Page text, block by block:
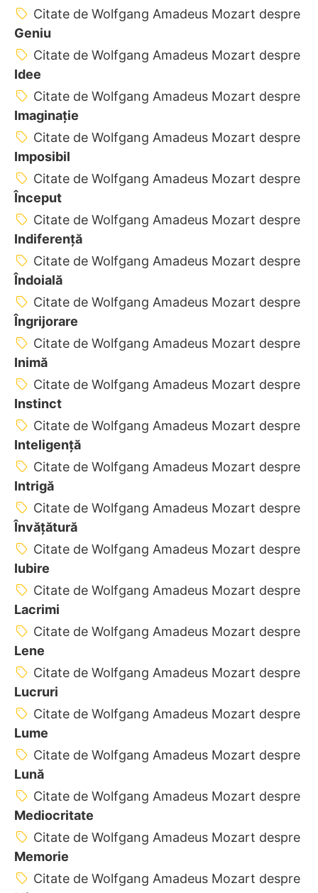
Citate de Wolfgang Amadeus Mozart despre
Geniu
Citate de Wolfgang Amadeus Mozart despre
Idee
Citate de Wolfgang Amadeus Mozart despre
Imaginație
Citate de Wolfgang Amadeus Mozart despre
Imposibil
Citate de Wolfgang Amadeus Mozart despre
Început
Citate de Wolfgang Amadeus Mozart despre
Indiferență
Citate de Wolfgang Amadeus Mozart despre
Îndoială
Citate de Wolfgang Amadeus Mozart despre
Îngrijorare
Citate de Wolfgang Amadeus Mozart despre
Inimă
Citate de Wolfgang Amadeus Mozart despre
Instinct
Citate de Wolfgang Amadeus Mozart despre
Inteligență
Citate de Wolfgang Amadeus Mozart despre
Intrigă
Citate de Wolfgang Amadeus Mozart despre
Învățătură
Citate de Wolfgang Amadeus Mozart despre
Iubire
Citate de Wolfgang Amadeus Mozart despre
Lacrimi
Citate de Wolfgang Amadeus Mozart despre
Lene
Citate de Wolfgang Amadeus Mozart despre
Lucruri
Citate de Wolfgang Amadeus Mozart despre
Lume
Citate de Wolfgang Amadeus Mozart despre
Lună
Citate de Wolfgang Amadeus Mozart despre
Mediocritate
Citate de Wolfgang Amadeus Mozart despre
Memorie
Citate de Wolfgang Amadeus Mozart despre